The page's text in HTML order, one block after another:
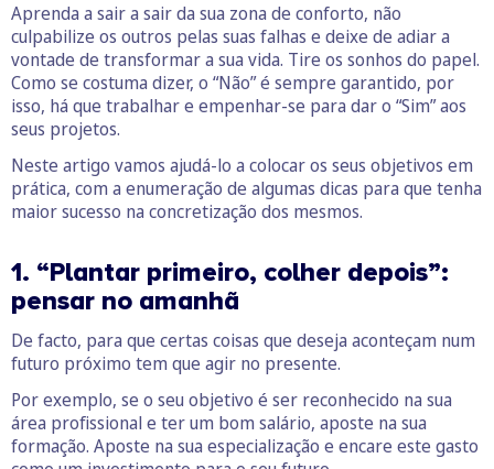
Aprenda a sair a sair da sua zona de conforto, não
culpabilize os outros pelas suas falhas e deixe de adiar a
vontade de transformar a sua vida. Tire os sonhos do papel.
Como se costuma dizer, o “Não” é sempre garantido, por
isso, há que trabalhar e empenhar-se para dar o “Sim” aos
seus projetos.
Neste artigo vamos ajudá-lo a colocar os seus objetivos em
prática, com a enumeração de algumas dicas para que tenha
maior sucesso na concretização dos mesmos.
1. “Plantar primeiro, colher depois”:
pensar no amanhã
De facto, para que certas coisas que deseja aconteçam num
futuro próximo tem que agir no presente.
Por exemplo, se o seu objetivo é ser reconhecido na sua
área profissional e ter um bom salário, aposte na sua
formação. Aposte na sua especialização e encare este gasto